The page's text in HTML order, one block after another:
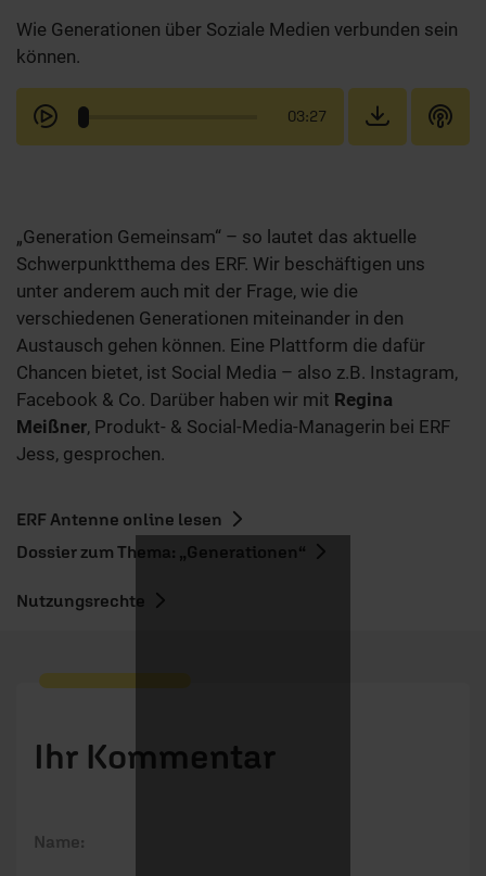
Wie Generationen über Soziale Medien verbunden sein
können.
03:27
„Generation Gemeinsam“ – so lautet das aktuelle
Schwerpunktthema des ERF. Wir beschäftigen uns
unter anderem auch mit der Frage, wie die
verschiedenen Generationen miteinander in den
Austausch gehen können. Eine Plattform die dafür
Chancen bietet, ist Social Media – also z.B. Instagram,
Facebook & Co. Darüber haben wir mit Regina
Meißner, Produkt- & Social-Media-Managerin bei ERF
Jess, gesprochen.
ERF Antenne online lesen
Dossier zum Thema: „Generationen“
Nutzungsrechte
Ihr Kommentar
Name: